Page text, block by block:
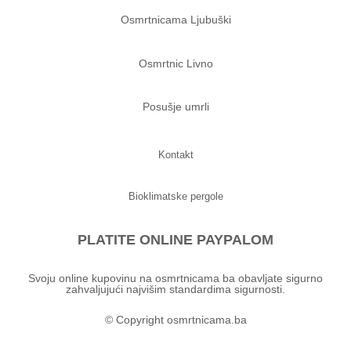
Osmrtnicama Ljubuški
Osmrtnic Livno
Posušje umrli
Kontakt
Bioklimatske pergole
PLATITE ONLINE PAYPALOM
Svoju online kupovinu na osmrtnicama ba obavljate sigurno
zahvaljujući najvišim standardima sigurnosti.
© Copyright osmrtnicama.ba